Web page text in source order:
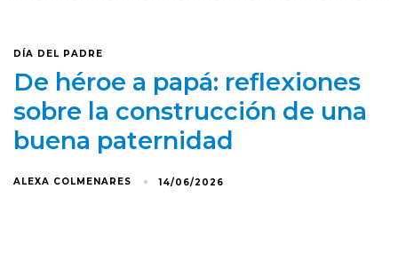
DÍA DEL PADRE
De héroe a papá: reflexiones
sobre la construcción de una
buena paternidad
ALEXA COLMENARES 14/06/2026